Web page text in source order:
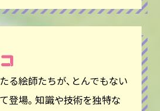
る絵師たちが、とんでもない
登場。知識や技術を独特な